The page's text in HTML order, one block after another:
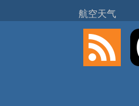
航空天气